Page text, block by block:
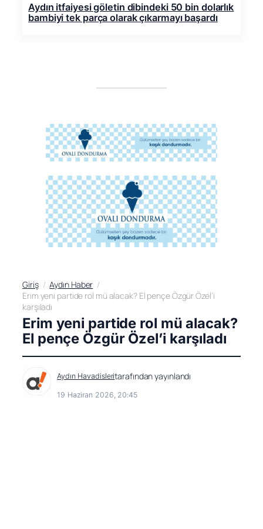
Aydın itfaiyesi göletin dibindeki 50 bin dolarlık
bambiyi tek parça olarak çıkarmayı başardı
Giriş
Aydın Haber
Erim yeni partide rol mü alacak? El pençe Özgür Özel’i
karşıladı
Erim yeni partide rol mü alacak?
El pençe Özgür Özel’i karşıladı
Aydın Havadisleritarafından yayınlandı
19 Haziran 2026, 20:45